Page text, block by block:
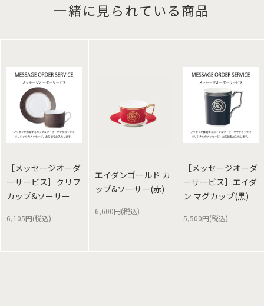
一緒に見られている商品
［メッセージオーダ
ーサービス］クリフ
カップ&ソーサー
6,105円(税込)
エイダンゴールド カ
ップ&ソーサー(赤)
6,600円(税込)
［メッセージオーダ
ーサービス］エイダ
ン マグカップ(黒)
5,500円(税込)